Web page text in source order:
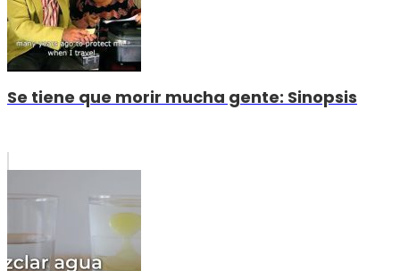
Se tiene que morir mucha gente: Sinopsis